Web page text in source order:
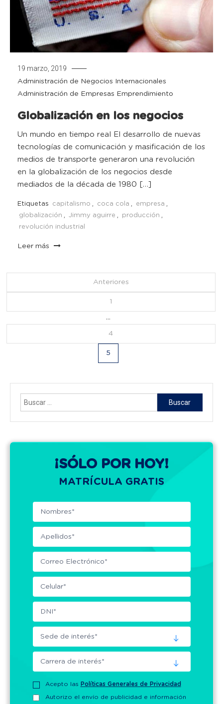
19 marzo, 2019
Administración de Negocios Internacionales
Administración de Empresas Emprendimiento
Globalización en los negocios
Un mundo en tiempo real El desarrollo de nuevas
tecnologías de comunicación y masificación de los
medios de transporte generaron una revolución
en la globalización de los negocios desde
mediados de la década de 1980 […]
Etiquetas capitalismo , coca cola , empresa ,
globalización , Jimmy aguirre , producción ,
revolución industrial
Leer más
entradas
Anteriores
1
…
4
5
Buscar:
¡SÓLO POR HOY!
MATRÍCULA GRATIS
Acepto las Políticas Generales de Privacidad
Autorizo el envío de publicidad e información